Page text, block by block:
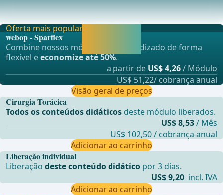
Primeiro, uma incis&#xE3;o &#xE9; feita nos locais
previamente determinados usando um bisturi. Em s
Liberação individual
Liberaçãodeste conteúdo didático por 3 dias.
US$ 9,20 incl. IVA
Adicionar ao carrinho
Oferta mais popular
webop - Sparflex
Combine nossos módulos de aprendizado de forma
flexível eeconomize até 50%.
a partir de US$ 4,26/ Módulo
US$ 51,22/ cobrança anual
Visão geral de preços
Cirurgia Torácica
Todos os conteúdos didáticos deste módulo liberados.
US$ 8,53/ Mês
US$ 102,50 / cobrança anual
Adicionar ao carrinho